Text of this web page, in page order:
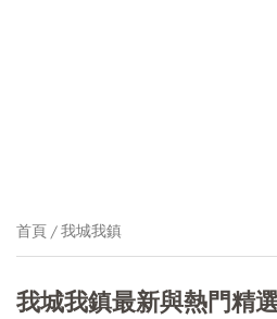
首頁 我城我鎮
我城我鎮最新與熱門精